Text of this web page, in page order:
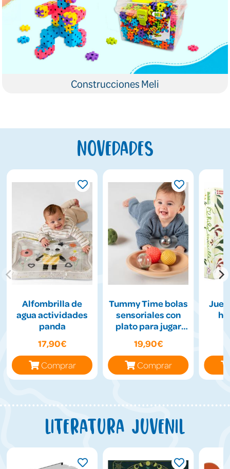
Construcciones Meli
Novedades
Alfombrilla de
agua actividades
panda
17,90€
Comprar
Tummy Time bolas
sensoriales con
plato para jugar
19,90€
Comprar
Literatura juvenil